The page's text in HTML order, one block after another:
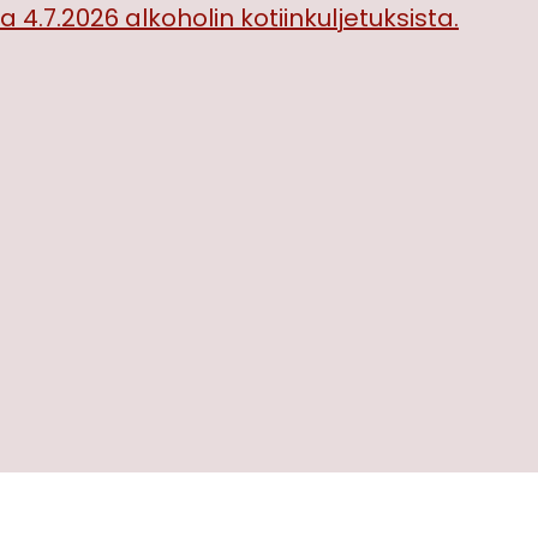
4.7.2026 alkoholin kotiinkuljetuksista.